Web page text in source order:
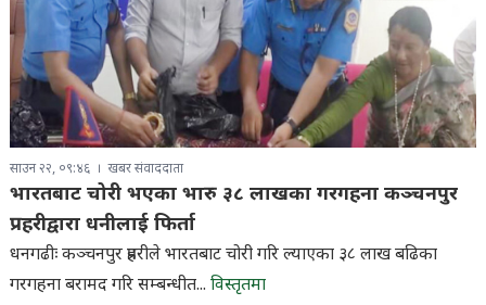
साउन २२, ०९:४६ खबर संवाददाता
भारतबाट चोरी भएका भारु ३८ लाखका गरगहना कञ्चनपुर
प्रहरीद्वारा धनीलाई फिर्ता
धनगढीः कञ्चनपुर प्रहरीले भारतबाट चोरी गरि ल्याएका ३८ लाख बढिका
गरगहना बरामद गरि सम्बन्धीत... विस्तृतमा